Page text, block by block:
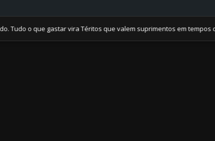
o que gastar vira Téritos que valem suprimentos em tempos